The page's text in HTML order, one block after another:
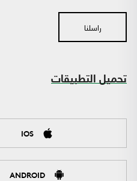
راسلنا
تحميل التطبيقات
IOS
ANDROID